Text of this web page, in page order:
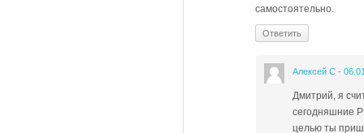
самостоятельно.
Ответить
Алексей С -
Дмитрий, я
сегодняшние
целью ты